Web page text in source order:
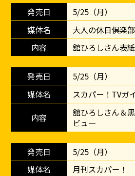
5/25（月）
大人の休日俱楽部
舘ひろしさん表
5/25（月）
スカパー！TVガ
舘ひろしさん＆
ビュー
5/25（月）
月刊スカパー！